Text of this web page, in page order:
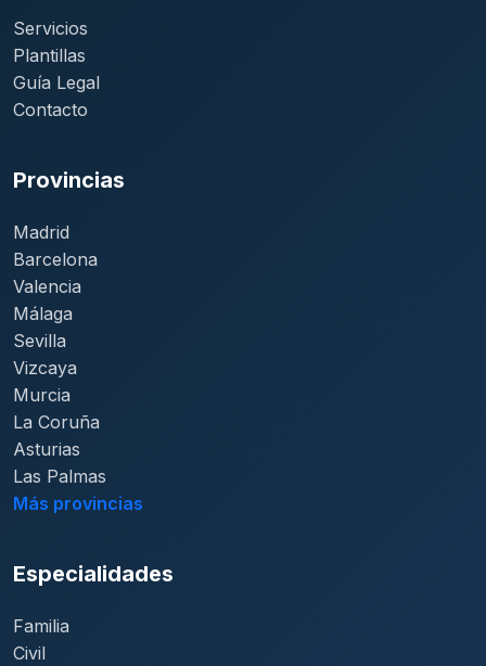
Servicios
Plantillas
Guía Legal
Contacto
Provincias
Madrid
Barcelona
Valencia
Málaga
Sevilla
Vizcaya
Murcia
La Coruña
Asturias
Las Palmas
Más provincias
Especialidades
Familia
Civil